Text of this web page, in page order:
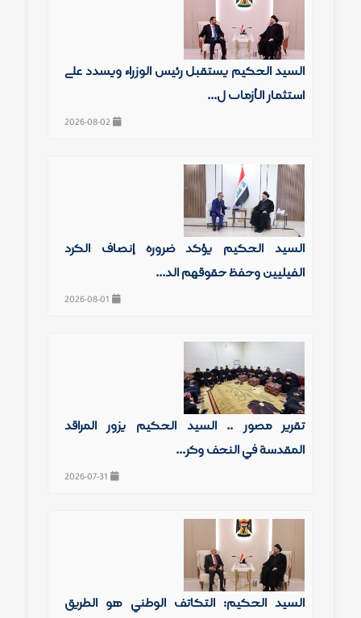
السيد الحكيم يستقبل رئيس الوزراء ويشدد على
استثمار الأزمات ل...
السيد الحكيم يؤكد ضرورة إنصاف الكرد
الفيليين وحفظ حقوقهم الد...
تقرير مصور .. السيد الحكيم يزور المراقد
المقدسة في النجف وكر...
السيد الحكيم: التكاتف الوطني هو الطريق